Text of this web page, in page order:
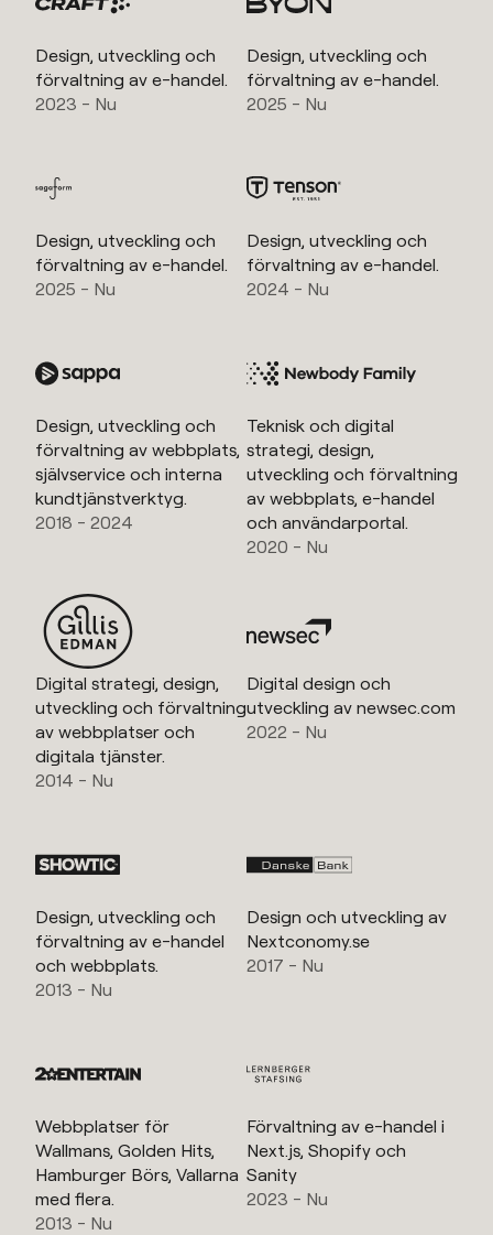
Design, utveckling och
förvaltning av e-handel.
2023 - Nu
Design, utveckling och
förvaltning av e-handel.
2025 - Nu
Design, utveckling och
förvaltning av e-handel.
2025 - Nu
Design, utveckling och
förvaltning av e-handel.
2024 - Nu
Design, utveckling och
förvaltning av webbplats,
självservice och interna
kundtjänstverktyg.
2018 - 2024
Teknisk och digital
strategi, design,
utveckling och förvaltning
av webbplats, e-handel
och användarportal.
2020 - Nu
Digital strategi, design,
utveckling och förvaltning
av webbplatser och
digitala tjänster.
2014 - Nu
Digital design och
utveckling av newsec.com
2022 - Nu
Design, utveckling och
förvaltning av e-handel
och webbplats.
2013 - Nu
Design och utveckling av
Nextconomy.se
2017 - Nu
Webbplatser för
Wallmans, Golden Hits,
Hamburger Börs, Vallarna
med flera.
2013 - Nu
Förvaltning av e-handel i
Next.js, Shopify och
Sanity
2023 - Nu